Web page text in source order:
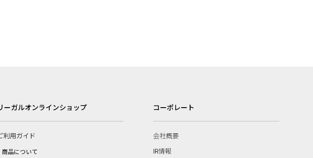
ーガルオンラインショップ
利用ガイド
商品について
コーポレート
会社概要
IR情報